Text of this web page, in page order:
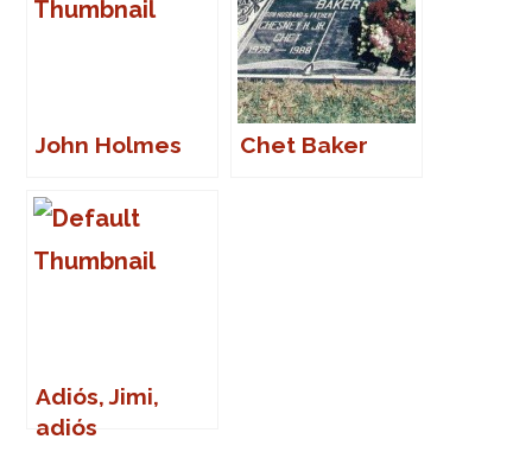
John Holmes Chet Baker
Adiós, Jimi,
adiós